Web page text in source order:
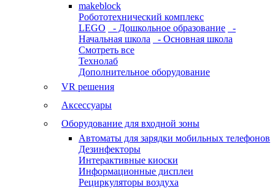
makeblock
Робототехнический комплекс
LEGO
- Дошкольное образование
-
Начальная школа
- Основная школа
Смотреть все
Технолаб
Дополнительное оборудование
VR решения
Аксессуары
Оборудование для входной зоны
Автоматы для зарядки мобильных телефонов
Дезинфекторы
Интерактивные киоски
Информационные дисплеи
Рециркуляторы воздуха